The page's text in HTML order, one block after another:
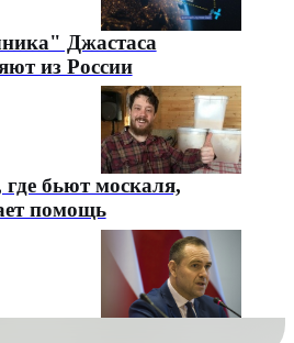
Джастаса
из России
бьют москаля,
помощь